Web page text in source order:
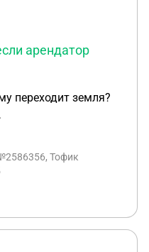
арендатор
переходит земля?
Тофик